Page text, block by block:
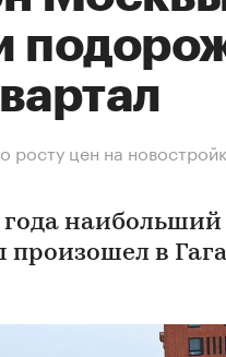
росту цен на
наибольший
в